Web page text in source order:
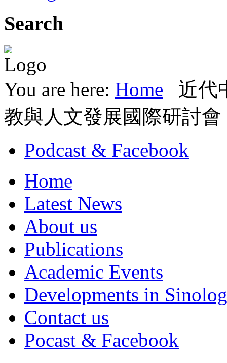
Search
You are here: Home
近代
教與人文發展國際研討會
Podcast & Facebook
Home
Latest News
About us
Publications
Academic Events
Developments in
Contact us
Pocast & Facebook